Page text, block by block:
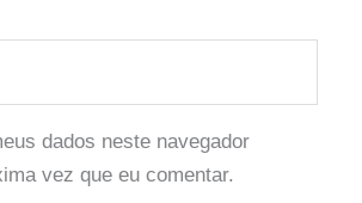
dados neste navegador
vez que eu comentar.